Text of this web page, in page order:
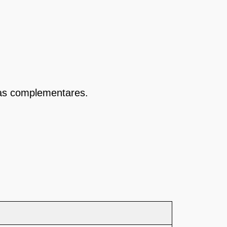
complementares.